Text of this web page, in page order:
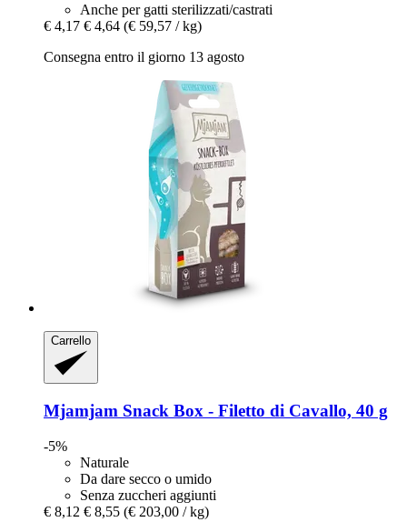
Anche per gatti sterilizzati/castrati
€ 4,17 € 4,64 (€ 59,57 / kg)
Consegna entro il giorno 13 agosto
Carrello
Mjamjam Snack Box -​ Filetto di Cavallo, 40 g
-5%
Naturale
Da dare secco o umido
Senza zuccheri aggiunti
€ 8,12 € 8,55 (€ 203,00 / kg)